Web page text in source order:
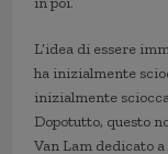
L’idea di essere
ha inizialmente
inizialmente
Dopotutto, questo
Van Lam dedicato